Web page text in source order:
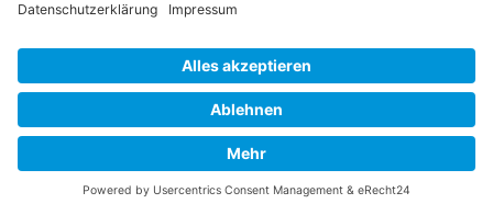
Kognitive Verhaltenstherapie in der Mediation: Inn...
Die wichtigsten Vorteile der Mediation für moderne...